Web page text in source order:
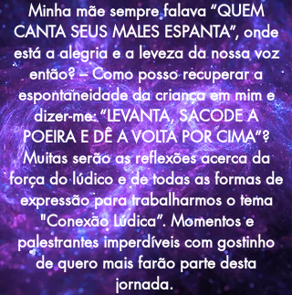
Minha mãe sempre falava “QUEM
CANTA SEUS MALES ESPANTA”, onde
está a alegria e a leveza da nossa voz
então? – Como posso recuperar a
espontaneidade da criança em mim e
dizer-me: “LEVANTA, SACODE A
POEIRA E DÊ A VOLTA POR CIMA”?
Muitas serão as reflexões acerca da
força do lúdico e de todas as formas de
expressão para trabalharmos o tema
"Conexão Lúdica”. Momentos e
palestrantes imperdíveis com gostinho
de quero mais farão parte desta
jornada.